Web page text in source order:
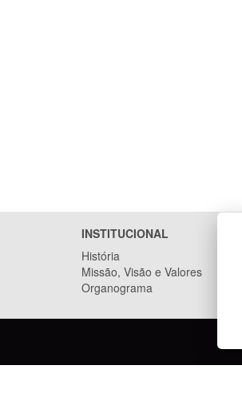
INSTITUCIONAL
História
Missão, Visão e Valores
Organograma